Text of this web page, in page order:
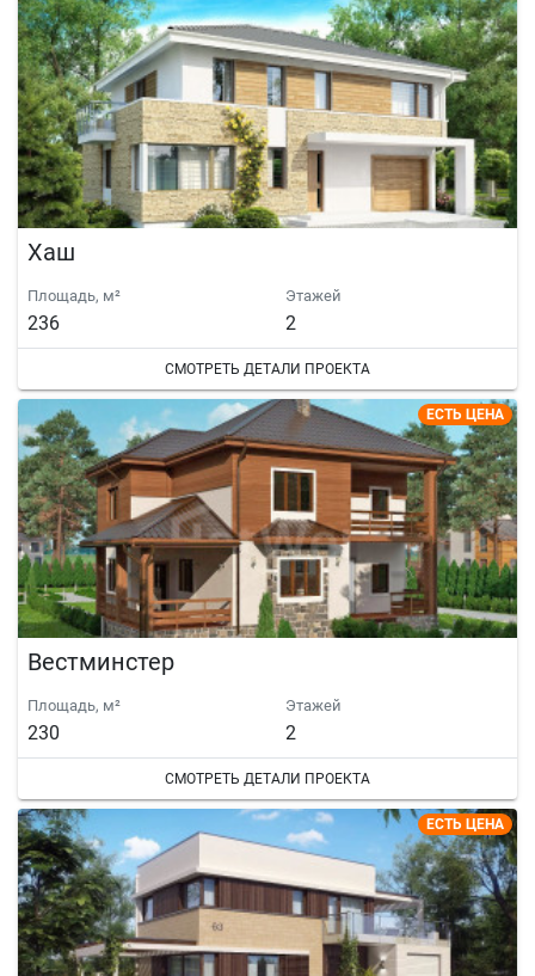
Хаш
Площадь, м²
236
Этажей
2
СМОТРЕТЬ ДЕТАЛИ ПРОЕКТА
ЕСТЬ ЦЕНА
Вестминстер
Площадь, м²
230
Этажей
2
СМОТРЕТЬ ДЕТАЛИ ПРОЕКТА
ЕСТЬ ЦЕНА